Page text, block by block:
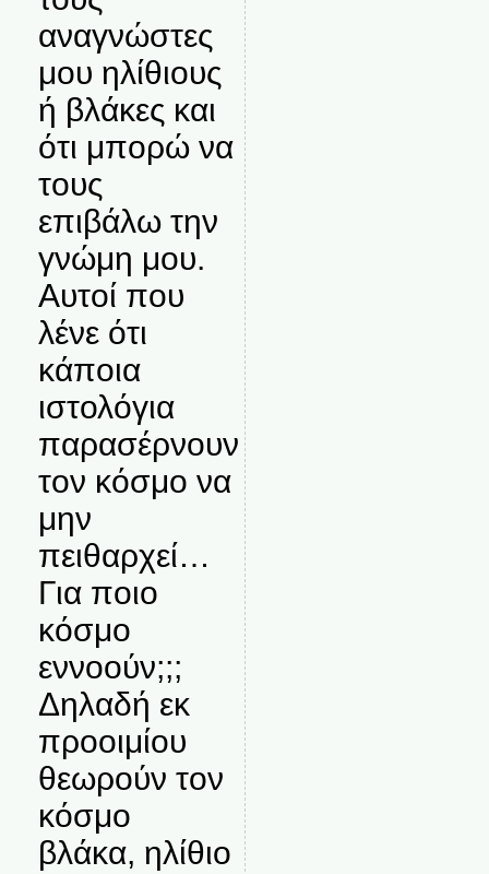
αναγνώστες
μου ηλίθιους
ή βλάκες και
ότι μπορώ να
τους
επιβάλω την
γνώμη μου.
Αυτοί που
λένε ότι
κάποια
ιστολόγια
παρασέρνουν
τον κόσμο να
μην
πειθαρχεί…
Για ποιο
κόσμο
εννοούν;;;
Δηλαδή εκ
προοιμίου
θεωρούν τον
κόσμο
βλάκα, ηλίθιο